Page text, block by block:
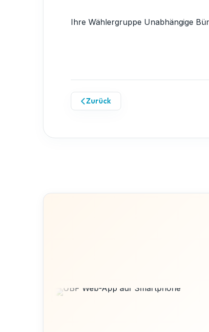
Ihre Wählergruppe Unabhängige
Zurück